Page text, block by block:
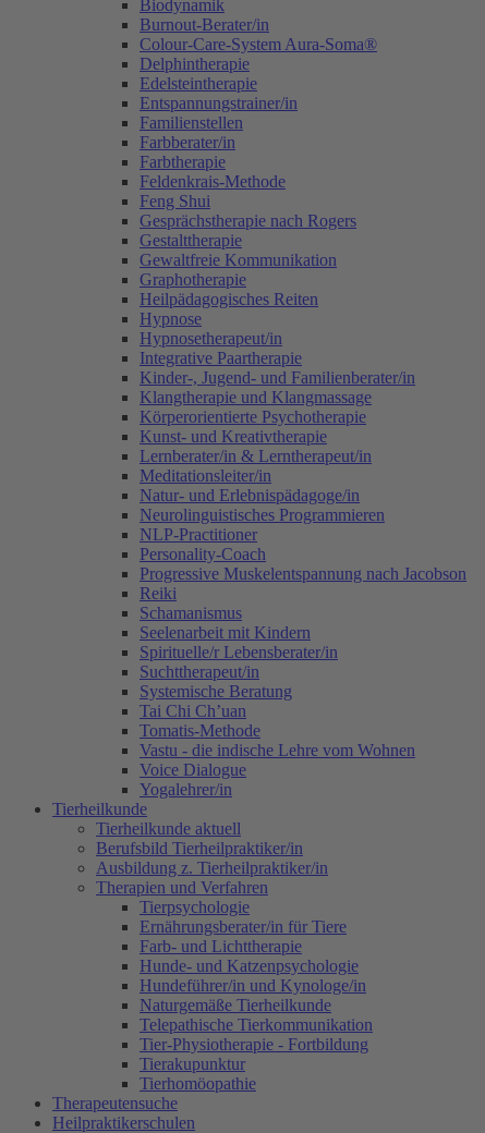
Biodynamik
Burnout-Berater/in
Colour-Care-System Aura-Soma®
Delphintherapie
Edelsteintherapie
Entspannungstrainer/in
Familienstellen
Farbberater/in
Farbtherapie
Feldenkrais-Methode
Feng Shui
Gesprächstherapie nach Rogers
Gestalttherapie
Gewaltfreie Kommunikation
Graphotherapie
Heilpädagogisches Reiten
Hypnose
Hypnosetherapeut/in
Integrative Paartherapie
Kinder-, Jugend- und Familienberater/in
Klangtherapie und Klangmassage
Körperorientierte Psychotherapie
Kunst- und Kreativtherapie
Lernberater/in & Lerntherapeut/in
Meditationsleiter/in
Natur- und Erlebnispädagoge/in
Neurolinguistisches Programmieren
NLP-Practitioner
Personality-Coach
Progressive Muskelentspannung nach Jacobson
Reiki
Schamanismus
Seelenarbeit mit Kindern
Spirituelle/r Lebensberater/in
Suchttherapeut/in
Systemische Beratung
Tai Chi Ch’uan
Tomatis-Methode
Vastu - die indische Lehre vom Wohnen
Voice Dialogue
Yogalehrer/in
Tierheilkunde
Tierheilkunde aktuell
Berufsbild Tierheilpraktiker/in
Ausbildung z. Tierheilpraktiker/in
Therapien und Verfahren
Tierpsychologie
Ernährungsberater/in für Tiere
Farb- und Lichttherapie
Hunde- und Katzenpsychologie
Hundeführer/in und Kynologe/in
Naturgemäße Tierheilkunde
Telepathische Tierkommunikation
Tier-Physiotherapie - Fortbildung
Tierakupunktur
Tierhomöopathie
Therapeutensuche
Heilpraktikerschulen